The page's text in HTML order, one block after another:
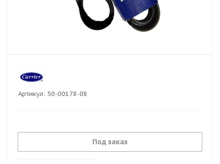
Артикул: 50-00178-08
Под заказ